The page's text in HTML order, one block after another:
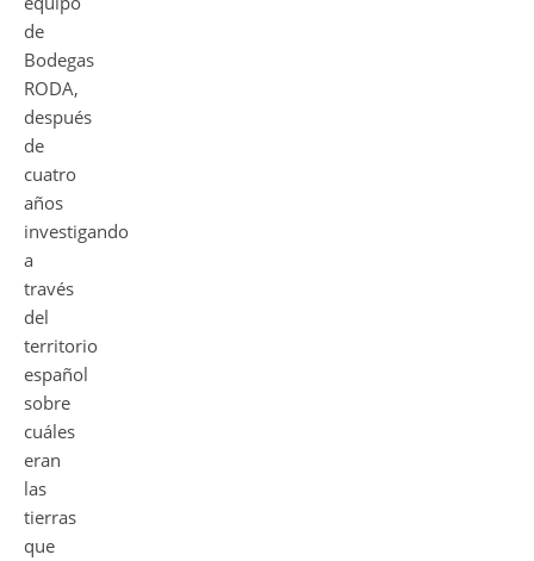
de
Bodegas
RODA,
después
de
cuatro
años
investigando
a
través
del
territorio
español
sobre
cuáles
eran
las
tierras
que